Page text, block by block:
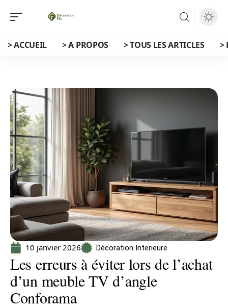
> ACCUEIL > A PROPOS > TOUS LES ARTICLES >
10 janvier 2026 Décoration Interieure
Les erreurs à éviter lors de l’achat
d’un meuble TV d’angle
Conforama